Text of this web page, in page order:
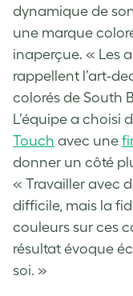
dynamique de
une marque
inaperçue. « Les
rappellent l’art-
colorés de South
L’équipe a choisi
Touch avec une
donner un côté
« Travailler avec
difficile, mais la
couleurs sur ces
résultat évoque
soi. »